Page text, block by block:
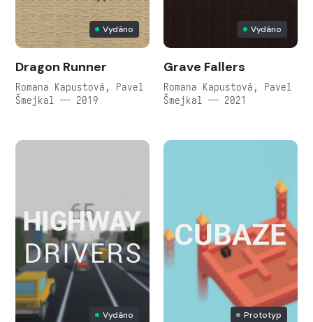
Vydáno
Dragon Runner
Romana Kapustová, Pavel
Šmejkal — 2019
Vydáno
Grave Fallers
Romana Kapustová, Pavel
Šmejkal — 2021
Vydáno Prototyp